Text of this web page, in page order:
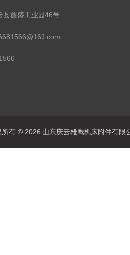
县鑫盛工业园46号
所有 © 2026 山东庆云雄鹰机床附件有